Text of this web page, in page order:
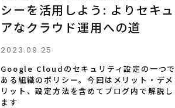
シーを活用しよう: よりセキュ
アなクラウド運用への道
2023.09.25
Google Cloudのセキュリティ設定の一つで
ある組織のポリシー。今回はメリット・デメ
リット、設定方法を含めてブログ内で解説し
ます